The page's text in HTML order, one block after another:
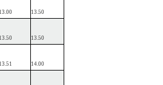
13.00 13.50
13.50 13.50
13.51 14.00